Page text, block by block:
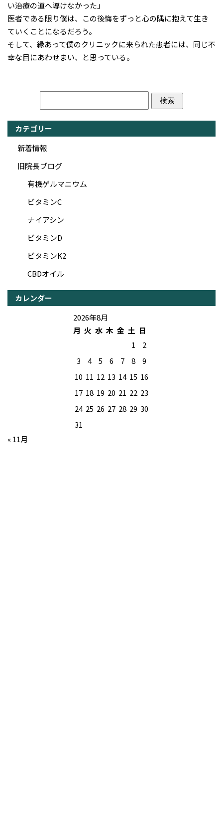
い治療の道へ導けなかった」
医者である限り僕は、この後悔をずっと心の隅に抱えて生き
ていくことになるだろう。
そして、縁あって僕のクリニックに来られた患者には、同じ不
幸な目にあわせまい、と思っている。
カテゴリー
新着情報
旧院長ブログ
有機ゲルマニウム
ビタミンC
ナイアシン
ビタミンD
ビタミンK2
CBDオイル
カレンダー
2026年8月
月 火 水 木 金 土 日
1
2
3
4 5 6 7 8
9
10 11 12 13 14 15 16
17 18 19 20 21 22 23
24 25 26 27 28 29 30
31
« 11月